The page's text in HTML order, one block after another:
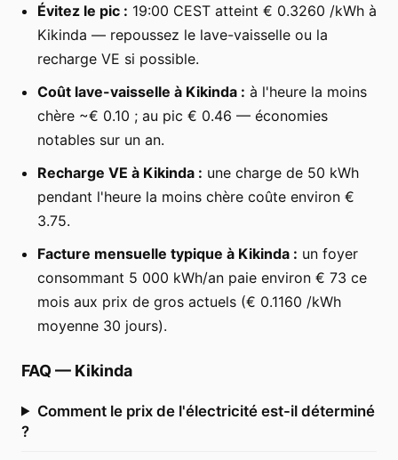
Évitez le pic : 19:00 CEST atteint € 0.3260 /kWh à
Kikinda — repoussez le lave-vaisselle ou la
recharge VE si possible.
Coût lave-vaisselle à Kikinda : à l'heure la moins
chère ~€ 0.10 ; au pic € 0.46 — économies
notables sur un an.
Recharge VE à Kikinda : une charge de 50 kWh
pendant l'heure la moins chère coûte environ €
3.75.
Facture mensuelle typique à Kikinda : un foyer
consommant 5 000 kWh/an paie environ € 73 ce
mois aux prix de gros actuels (€ 0.1160 /kWh
moyenne 30 jours).
FAQ — Kikinda
Comment le prix de l'électricité est-il déterminé
?